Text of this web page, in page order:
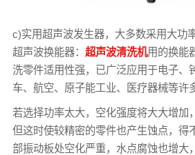
c)实用超声波发生器，大多数采用大功
超声波换能器： 超声波清洗机用的换能
洗零件适用性强，已广泛应用于电子、
车、航空、原子能工业、医疗器械等许
若选择功率太大，空化强度将大大增加
但这时使较精密的零件也产生蚀点，得
部振动板处空化严重，水点腐蚀也增大